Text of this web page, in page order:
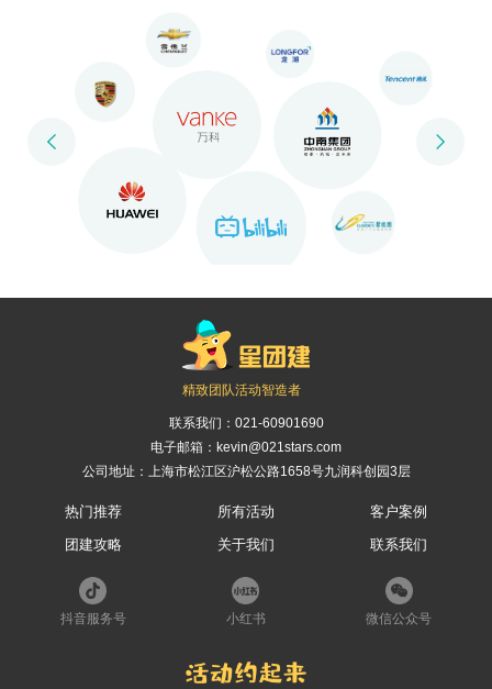
精致团队活动智造者
联系我们： 021-60901690
电子邮箱：kevin@021stars.com
公司地址：上海市松江区沪松公路1658号九润科创园3层
热门推荐 所有活动
客户案例
团建攻略
关于我们 联系我们
抖音服务号 小红书 微信公众号